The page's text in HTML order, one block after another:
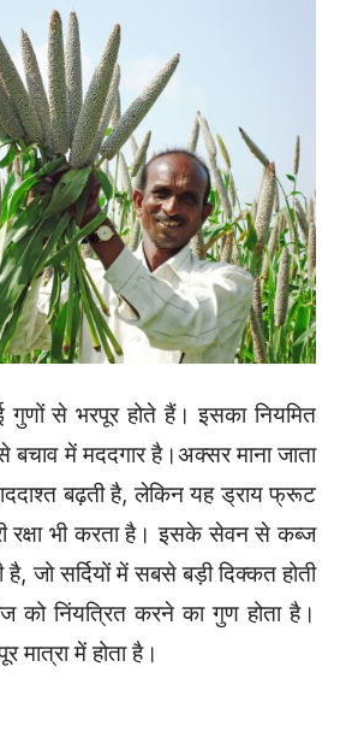
गुणों से भरपूर होते हैं। इसका नियमित
बचाव में मददगार है।अक्सर माना जाता
बढ़ती है, लेकिन यह ड्राय फ्रूट
रक्षा भी करता है। इसके सेवन से कब्ज
है, जो सर्दियों में सबसे बड़ी दिक्कत होती
को निंयत्रित करने का गुण होता है।
मात्रा में होता है।